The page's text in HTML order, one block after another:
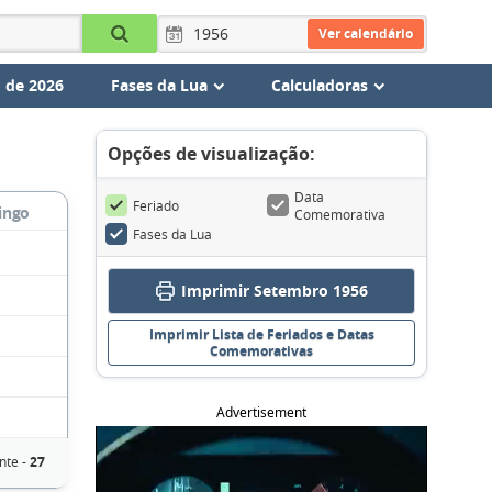
Ver calendário
2026 Fases da Lua Calculadoras
-27
Opções de visualização:
Feriado
Data
Comemorativa
Fases da Lua
Imprimir Setembro 1956
Imprimir Lista de Feriados e Datas
Comemorativas
Advertisement